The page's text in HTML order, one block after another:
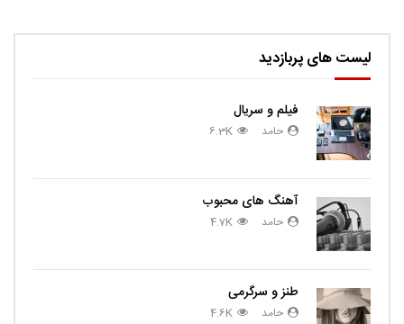
لیست های پربازدید
فیلم و سریال
حامد 6.3K
آهنگ های محبوب
حامد 4.7K
طنز و سرگرمی
حامد 4.6K